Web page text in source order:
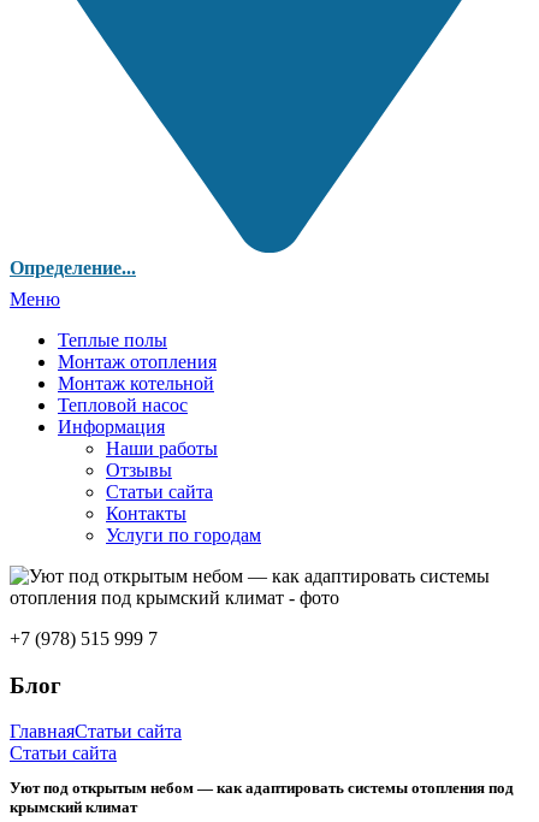
Определение...
Меню
Теплые полы
Монтаж отопления
Монтаж котельной
Тепловой насос
Информация
Наши работы
Отзывы
Статьи сайта
Контакты
Услуги по городам
+7 (978) 515 999 7
Блог
ГлавнаяСтатьи сайта
Статьи сайта
Уют под открытым небом — как адаптировать системы отопления под
крымский климат